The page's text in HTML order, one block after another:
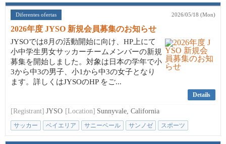
Diferentes ofertas 2026/05/18 (Mon)
2026年度 JYSO 新規会員募集のお知らせ
JYSOでは8月の活動開始に向け、HP上にて
小中学生男女サッカーチームメンバーの新規
募集を開始しました。対象は日本の学年で小
3から中3の男子、小1から中3の女子となり
ます。詳しくはJYSOのHP をご...
Details
[Registrant] JYSO [Location] Sunnyvale, California
サッカー ベイエリア サニーベール サンノゼ スポーツ